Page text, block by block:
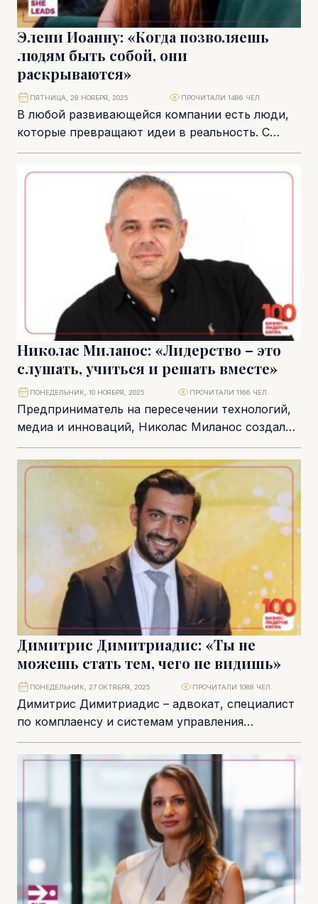
Элени Иоанну: «Когда позволяешь
людям быть собой, они
раскрываются»
В любой развивающейся компании есть люди,
которые превращают идеи в реальность. С
опытом, охватывающим фармакологию,
управление финансовыми рисками и
противодействие...
ПЯТНИЦА, 28 НОЯБРЯ, 2025 ПРОЧИТАЛИ 1486 ЧЕЛ.
Николас Миланос: «Лидерство – это
слушать, учиться и решать вместе»
Предприниматель на пересечении технологий,
медиа и инноваций, Николас Миланос создал
международную экосистему компаний под
брендом Ad Tag Global Group. Флагманом
ПОНЕДЕЛЬНИК, 10 НОЯБРЯ, 2025 ПРОЧИТАЛИ 1166 ЧЕЛ.
Димитрис Димитриадис: «Ты не
можешь стать тем, чего не видишь»
Димитрис Димитриадис – адвокат, специалист
по комплаенсу и системам управления
безопасностью в авиации, наставник, чья
карьера выстроена на стыке права...
ПОНЕДЕЛЬНИК, 27 ОКТЯБРЯ, 2025 ПРОЧИТАЛИ 1088 ЧЕЛ.